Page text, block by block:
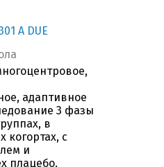
A DUE
адаптивное
3 фазы
в
когортах, с
и
плацебо,